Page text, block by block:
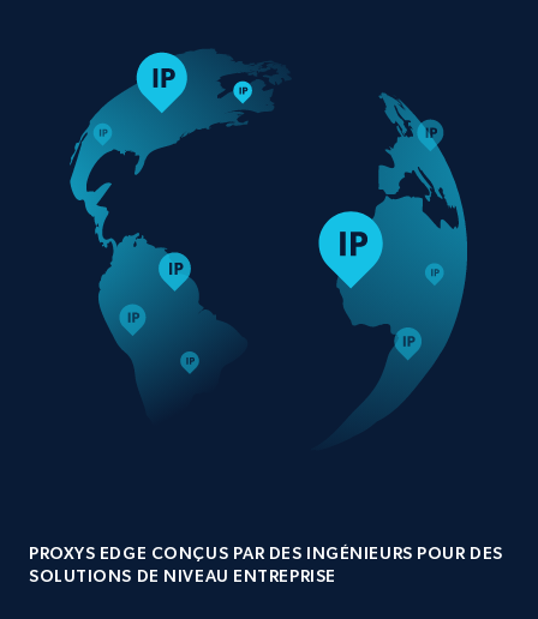
PROXYS EDGE CONÇUS PAR DES INGÉNIEURS POUR DES
SOLUTIONS DE NIVEAU ENTREPRISE